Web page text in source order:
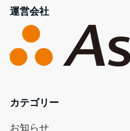
運営会社
カテゴリー
お知らせ